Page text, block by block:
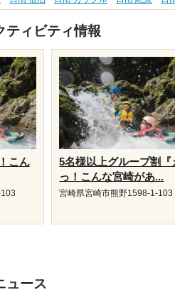
ティビティ情報
こん
5名様以上グループ割『
っ！こんな宮崎があ...
宮崎県宮崎市熊野1598-1-103
ュース